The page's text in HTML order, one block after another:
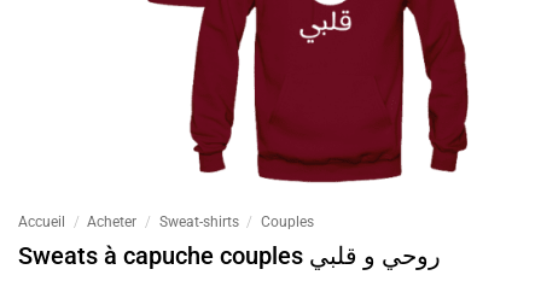
Accueil / Acheter / Sweat-shirts / Couples
Sweats à capuche couples روحي و قلبي